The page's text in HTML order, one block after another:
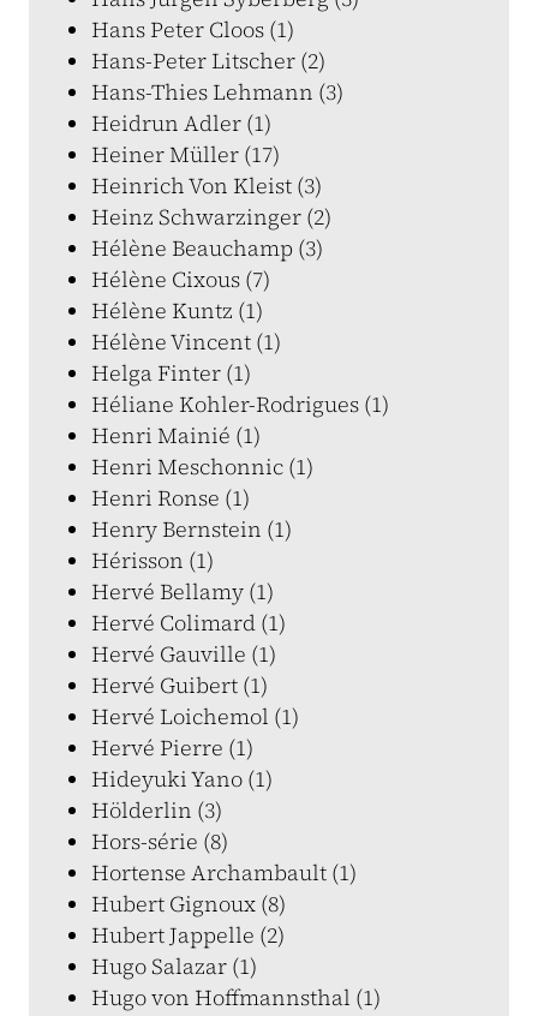
Hans Peter Cloos (1)
Hans-Peter Litscher (2)
Hans-Thies Lehmann (3)
Heidrun Adler (1)
Heiner Müller (17)
Heinrich Von Kleist (3)
Heinz Schwarzinger (2)
Hélène Beauchamp (3)
Hélène Cixous (7)
Hélène Kuntz (1)
Hélène Vincent (1)
Helga Finter (1)
Héliane Kohler-Rodrigues (1)
Henri Mainié (1)
Henri Meschonnic (1)
Henri Ronse (1)
Henry Bernstein (1)
Hérisson (1)
Hervé Bellamy (1)
Hervé Colimard (1)
Hervé Gauville (1)
Hervé Guibert (1)
Hervé Loichemol (1)
Hervé Pierre (1)
Hideyuki Yano (1)
Hölderlin (3)
Hors-série (8)
Hortense Archambault (1)
Hubert Gignoux (8)
Hubert Jappelle (2)
Hugo Salazar (1)
Hugo von Hoffmannsthal (1)